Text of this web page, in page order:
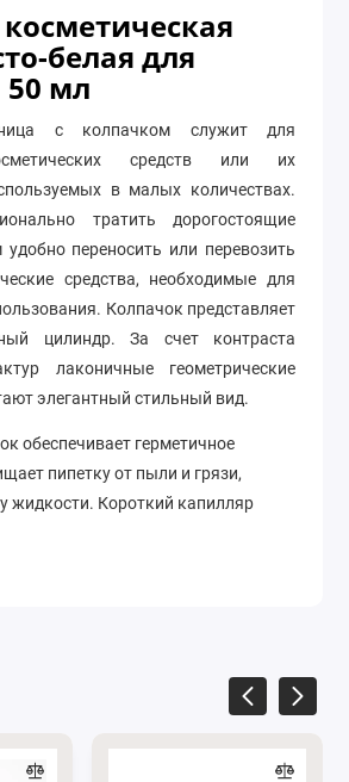
белая для
мл
с колпачком служит для
средств или их
в малых количествах.
тратить дорогостоящие
переносить или перевозить
средства, необходимые для
Колпачок представляет
цилиндр. За счет контраста
лаконичные геометрические
элегантный стильный вид.
обеспечивает герметичное
пипетку от пыли и грязи,
жидкости. Короткий капилляр
диаметром горлышка 20 мм.